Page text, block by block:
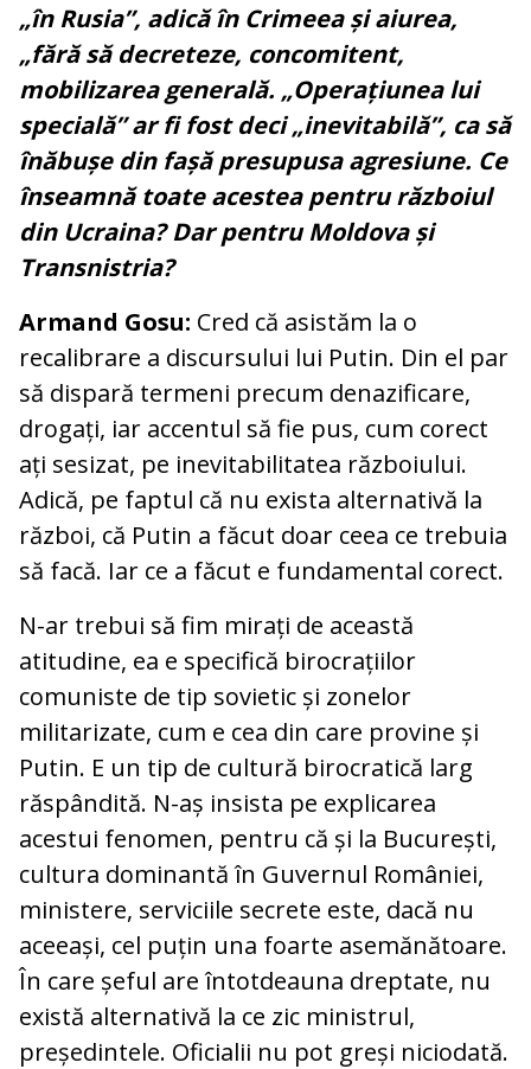
„în Rusia”, adică în Crimeea și aiurea,
„fără să decreteze, concomitent,
mobilizarea generală. „Operațiunea lui
specială” ar fi fost deci „inevitabilă”, ca să
înăbușe din fașă presupusa agresiune. Ce
înseamnă toate acestea pentru războiul
din Ucraina? Dar pentru Moldova și
Transnistria?
Armand Gosu: Cred că asistăm la o
recalibrare a discursului lui Putin. Din el par
să dispară termeni precum denazificare,
drogați, iar accentul să fie pus, cum corect
ați sesizat, pe inevitabilitatea războiului.
Adică, pe faptul că nu exista alternativă la
război, că Putin a făcut doar ceea ce trebuia
să facă. Iar ce a făcut e fundamental corect.
N-ar trebui să fim mirați de această
atitudine, ea e specifică birocrațiilor
comuniste de tip sovietic și zonelor
militarizate, cum e cea din care provine și
Putin. E un tip de cultură birocratică larg
răspândită. N-aș insista pe explicarea
acestui fenomen, pentru că și la București,
cultura dominantă în Guvernul României,
ministere, serviciile secrete este, dacă nu
aceeași, cel puțin una foarte asemănătoare.
În care șeful are întotdeauna dreptate, nu
există alternativă la ce zic ministrul,
președintele. Oficialii nu pot greși niciodată.